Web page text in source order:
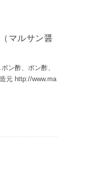
マルサン醤
ン酢、ポン酢、
元 http://www.ma